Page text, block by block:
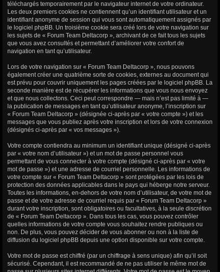
téléchargés temporairement par le navigateur internet de votre ordinateur.
Les deux premiers cookies ne contiennent qu’un identifiant utilisateur et un
identifiant anonyme de session qui vous sont automatiquement assignés par
le logiciel phpBB. Un troisième cookie sera créé lors de votre navigation sur
les sujets de « Forum Team Deltacorp », archivant de ce fait tous les sujets
que vous avez consultés et permettant d’améliorer votre confort de
navigation en tant qu’utilisateur.
Lors de votre navigation sur « Forum Team Deltacorp », nous pouvons
également créer une quatrième sorte de cookies, externes au document qui
est prévu pour couvrir uniquement les pages créées par le logiciel phpBB. La
seconde manière est de récupérer les informations que vous nous envoyez
et que nous collectons. Ceci peut correspondre — mais n’est pas limité à —
la publication de messages en tant qu’utilisateur anonyme, l’inscription sur
« Forum Team Deltacorp » (désignée ci-après par « votre compte ») et les
messages que vous publiez après votre inscription et lors de votre connexion
(désignés ci-après par « vos messages »).
Votre compte contiendra au minimum un identifiant unique (désigné ci-après
par « votre nom d’utilisateur ») et un mot de passe personnel vous
permettant de vous connecter à votre compte (désigné ci-après par « votre
mot de passe ») et une adresse de courriel personnelle. Les informations de
votre compte sur « Forum Team Deltacorp » sont protégées par les lois de
protection des données applicables dans le pays qui héberge notre serveur.
Toutes les informations, en-dehors de votre nom d’utilisateur, de votre mot de
passe et de votre adresse de courriel requis par « Forum Team Deltacorp »
durant votre inscription, sont obligatoires ou facultatives, à la seule discrétion
de « Forum Team Deltacorp ». Dans tous les cas, vous pouvez contrôler
quelles informations de votre compte vous souhaitez rendre publiques ou
non. De plus, vous pouvez décider de vous abonner ou non à la liste de
diffusion du logiciel phpBB depuis une option disponible sur votre compte.
Votre mot de passe est chiffré (par un chiffrage à sens unique) afin qu’il soit
sécurisé. Cependant, il est recommandé de ne pas utiliser le même mot de